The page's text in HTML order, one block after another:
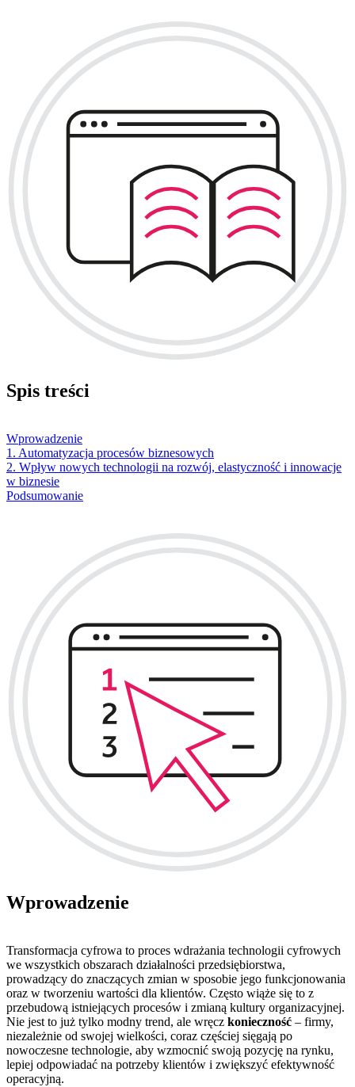
Spis treści
Wprowadzenie
1. Automatyzacja procesów biznesowych
2. Wpływ nowych technologii na rozwój, elastyczność i innowacje
w biznesie
Podsumowanie
Wprowadzenie
Transformacja cyfrowa to proces wdrażania technologii cyfrowych
we wszystkich obszarach działalności przedsiębiorstwa,
prowadzący do znaczących zmian w sposobie jego funkcjonowania
oraz w tworzeniu wartości dla klientów. Często wiąże się to z
przebudową istniejących procesów i zmianą kultury organizacyjnej.
Nie jest to już tylko modny trend, ale wręcz konieczność – firmy,
niezależnie od swojej wielkości, coraz częściej sięgają po
nowoczesne technologie, aby wzmocnić swoją pozycję na rynku,
lepiej odpowiadać na potrzeby klientów i zwiększyć efektywność
operacyjną.